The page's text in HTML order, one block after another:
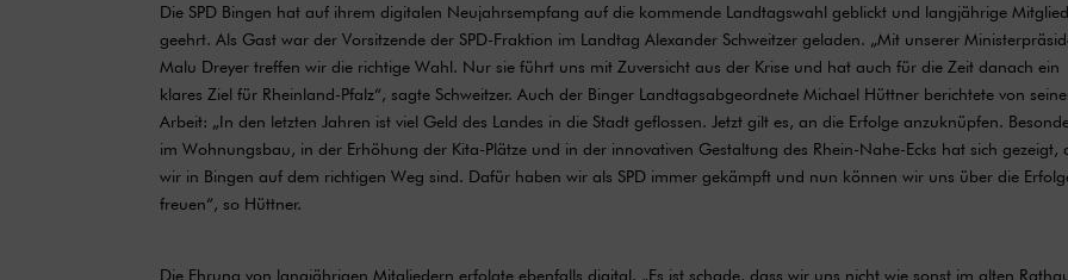
Die SPD Bingen hat auf ihrem digitalen Neujahrsempfang auf die kommende Landtagswahl geblickt und langjährige
geehrt. Als Gast war der Vorsitzende der SPD-Fraktion im Landtag Alexander Schweitzer geladen. „Mit unserer
Malu Dreyer treffen wir die richtige Wahl. Nur sie führt uns mit Zuversicht aus der Krise und hat auch für die Zeit danach ein
klares Ziel für Rheinland-Pfalz“, sagte Schweitzer. Auch der Binger Landtagsabgeordnete Michael Hüttner berichtete von
Arbeit: „In den letzten Jahren ist viel Geld des Landes in die Stadt geflossen. Jetzt gilt es, an die Erfolge anzuknüpfen.
im Wohnungsbau, in der Erhöhung der Kita-Plätze und in der innovativen Gestaltung des Rhein-Nahe-Ecks hat sich gezeigt,
wir in Bingen auf dem richtigen Weg sind. Dafür haben wir als SPD immer gekämpft und nun können wir uns über die
freuen“, so Hüttner.
Die Ehrung von langjährigen Mitgliedern erfolgte ebenfalls digital. „Es ist schade, dass wir uns nicht wie sonst im alten